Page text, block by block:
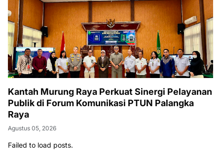
Kantah Murung Raya Perkuat Sinergi Pelayanan
Publik di Forum Komunikasi PTUN Palangka
Raya
Agustus 05, 2026
Failed to load posts.